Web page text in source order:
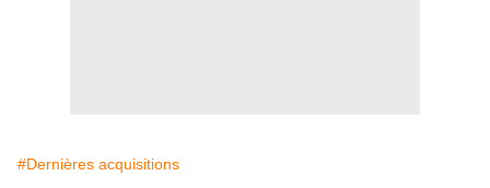
#Dernières acquisitions